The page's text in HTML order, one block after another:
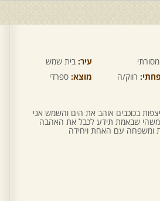
מסורתי עיר: בית שמש
רווק/ה מוצא: ספרדי
בכוכבים אוהב את הים והשמש אני
משהי שבאמת תידע לכבל את האהבה
ומשפחה עם האחת ויחידה